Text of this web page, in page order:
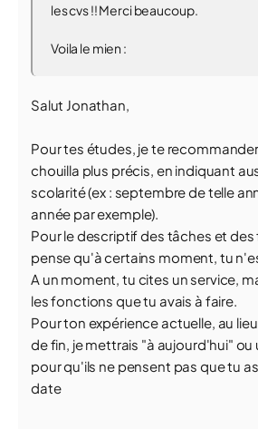
les cvs !! Merci beaucoup.
Voila le mien :
Salut Jonathan,
Pour tes études, je te
chouilla plus précis, en indiquant
scolarité (ex : septembre de telle
année par exemple).
Pour le descriptif des tâches et
pense qu'à certains moment, tu
A un moment, tu cites un service,
les fonctions que tu avais à faire.
Pour ton expérience actuelle, au
de fin, je mettrais "à aujourd'hui" ou
pour qu'ils ne pensent pas que tu
date